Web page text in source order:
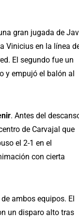
gran jugada de
Vinicius en la línea
El segundo fue un
y empujó el balón al
. Antes del
de Carvajal que
el 2-1 en el
con cierta
ambos equipos. El
un disparo alto tras